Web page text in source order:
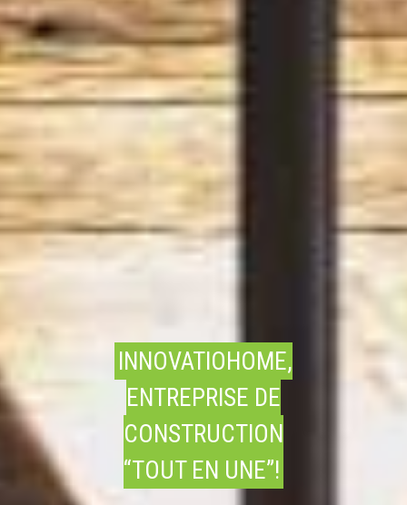
INNOVATIOHOME,
ENTREPRISE DE
CONSTRUCTION
“TOUT EN UNE”!